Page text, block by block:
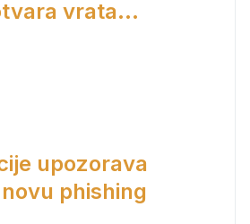
vrata...
upozorava
phishing